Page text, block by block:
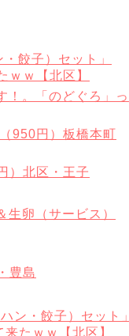
餃子）セット」
ｗｗ【北区】
！。「のどぐろ」っ
950円）板橋本町
）北区・王子
生卵（サービス）
豊島
ン・餃子）セット」
たｗｗ【北区】